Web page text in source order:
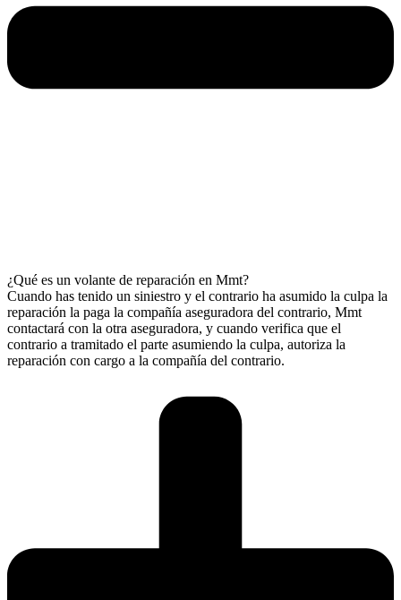
¿Qué es un volante de reparación en Mmt?
Cuando has tenido un siniestro y el contrario ha asumido la culpa la
reparación la paga la compañía aseguradora del contrario, Mmt
contactará con la otra aseguradora, y cuando verifica que el
contrario a tramitado el parte asumiendo la culpa, autoriza la
reparación con cargo a la compañía del contrario.